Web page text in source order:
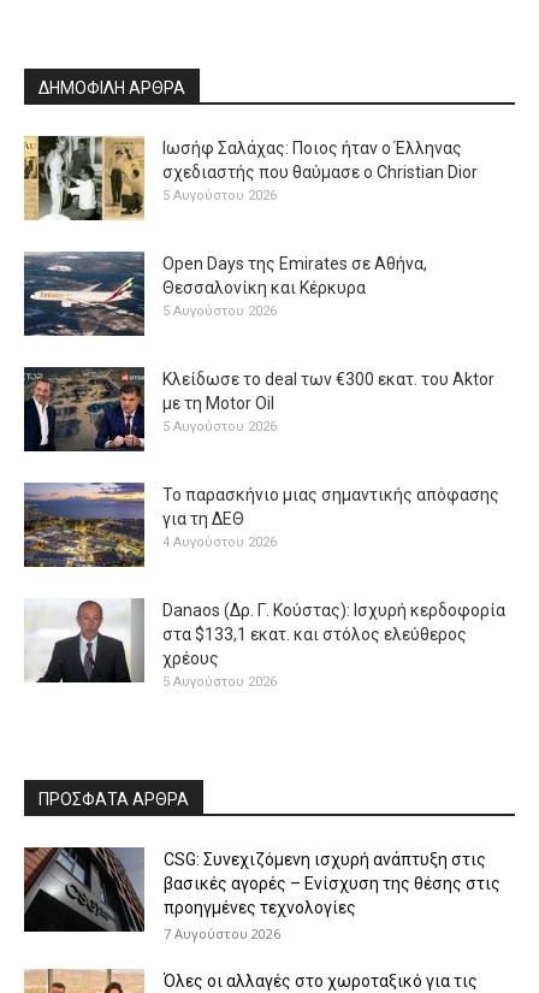
ΔΗΜΟΦΙΛΗ ΑΡΘΡΑ
Ιωσήφ Σαλάχας: Ποιος ήταν ο Έλληνας
σχεδιαστής που θαύμασε ο Christian Dior
5 Αυγούστου 2026
Open Days της Emirates σε Αθήνα,
Θεσσαλονίκη και Κέρκυρα
5 Αυγούστου 2026
Κλείδωσε το deal των €300 εκατ. του Aktor
με τη Μotor Oil
5 Αυγούστου 2026
Το παρασκήνιο μιας σημαντικής απόφασης
για τη ΔΕΘ
4 Αυγούστου 2026
Danaos (Δρ. Γ. Κούστας): Ισχυρή κερδοφορία
στα $133,1 εκατ. και στόλος ελεύθερος
χρέους
5 Αυγούστου 2026
ΠΡΟΣΦΑΤΑ ΑΡΘΡΑ
CSG: Συνεχιζόμενη ισχυρή ανάπτυξη στις
βασικές αγορές – Ενίσχυση της θέσης στις
προηγμένες τεχνολογίες
7 Αυγούστου 2026
Όλες οι αλλαγές στο χωροταξικό για τις